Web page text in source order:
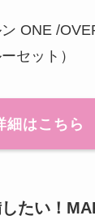
ONE /
セット）
細はこちら
たい！